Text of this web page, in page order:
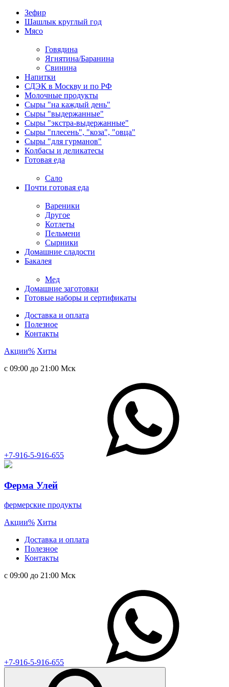
Зефир
Шашлык круглый год
Мясо
Говядина
Ягнятина/Баранина
Свинина
Напитки
СДЭК в Москву и по РФ
Молочные продукты
Сыры "на каждый день"
Сыры "выдержанные"
Сыры "экстра-выдержанные"
Сыры "плесень", "коза", "овца"
Сыры "для гурманов"
Колбасы и деликатесы
Готовая еда
Сало
Почти готовая еда
Вареники
Другое
Котлеты
Пельмени
Сырники
Домашние сладости
Бакалея
Мед
Домашние заготовки
Готовые наборы и сертификаты
Доставка и оплата
Полезное
Контакты
Акции% Хиты
с 09:00 до 21:00 Мск
+7-916-5-916-655
Ферма Улей
фермерские продукты
Акции% Хиты
Доставка и оплата
Полезное
Контакты
с 09:00 до 21:00 Мск
+7-916-5-916-655